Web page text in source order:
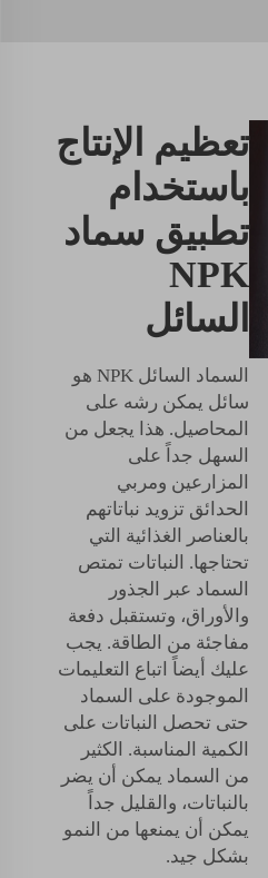
تعظيم الإنتاج
باستخدام
تطبيق سماد
NPK
السائل
السماد السائل NPK هو
سائل يمكن رشه على
المحاصيل. هذا يجعل من
السهل جداً على
المزارعين ومربي
الحدائق تزويد نباتاتهم
بالعناصر الغذائية التي
تحتاجها. النباتات تمتص
السماد عبر الجذور
والأوراق، وتستقبل دفعة
مفاجئة من الطاقة. يجب
عليك أيضاً اتباع التعليمات
الموجودة على السماد
حتى تحصل النباتات على
الكمية المناسبة. الكثير
من السماد يمكن أن يضر
بالنباتات، والقليل جداً
يمكن أن يمنعها من النمو
بشكل جيد.